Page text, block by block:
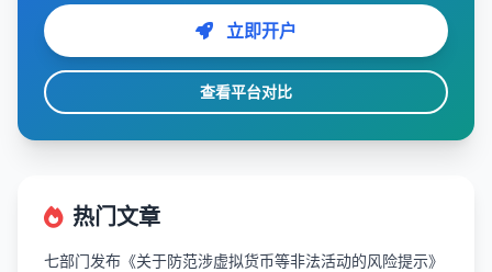
立即开户
查看平台对比
热门文章
七部门发布《关于防范涉虚拟货币等非法活动的风险提示》